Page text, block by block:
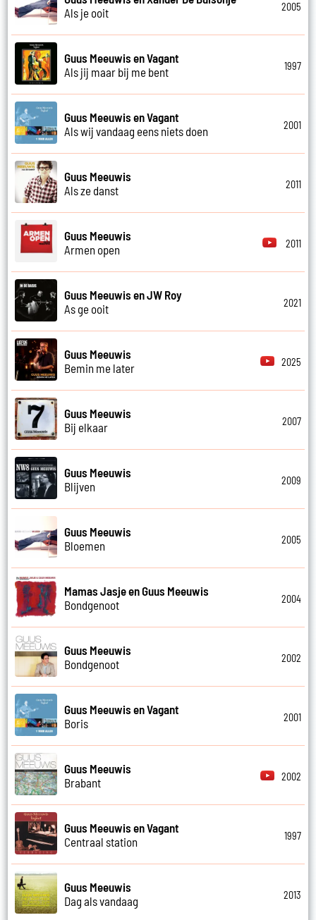
Als je ooit
2005
Guus Meeuwis en Vagant
Als jij maar bij me bent
1997
Guus Meeuwis en Vagant
Als wij vandaag eens niets doen
2001
Guus Meeuwis
Als ze danst
2011
Guus Meeuwis
Armen open
2011
Guus Meeuwis en JW Roy
As ge ooit
2021
Guus Meeuwis
Bemin me later
2025
Guus Meeuwis
Bij elkaar
2007
Guus Meeuwis
Blijven
2009
Guus Meeuwis
Bloemen
2005
Mamas Jasje en Guus Meeuwis
Bondgenoot
2004
Guus Meeuwis
Bondgenoot
2002
Guus Meeuwis en Vagant
Boris
2001
Guus Meeuwis
Brabant
2002
Guus Meeuwis en Vagant
Centraal station
1997
Guus Meeuwis
Dag als vandaag
2013